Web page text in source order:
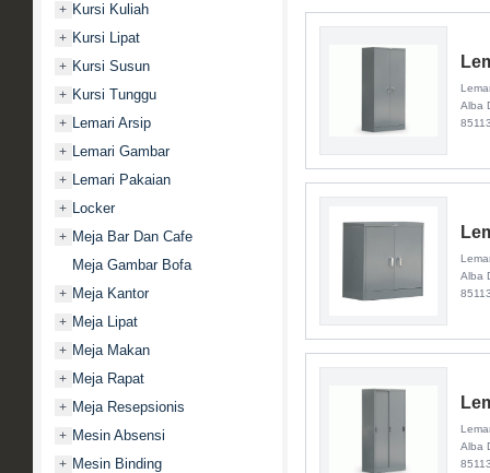
+ Kursi Kuliah
+ Kursi Lipat
+ Kursi Susun
+ Kursi Tunggu
+ Lemari Arsip
+ Lemari Gambar
+ Lemari Pakaian
+ Locker
+ Meja Bar Dan Cafe
Meja Gambar Bofa
+ Meja Kantor
+ Meja Lipat
+ Meja Makan
+ Meja Rapat
+ Meja Resepsionis
+ Mesin Absensi
+ Mesin Binding
Alba
Alba
Alba